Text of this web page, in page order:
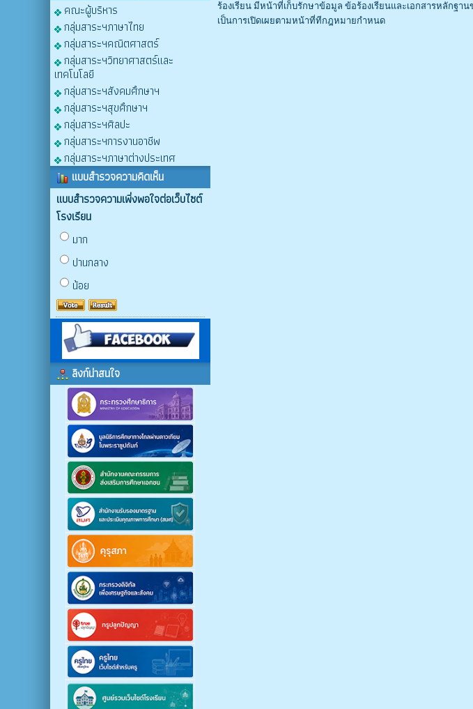
คณะผู้บริหาร
กลุ่มสาระฯภาษาไทย
กลุ่มสาระฯคณิตศาสตร์
กลุ่มสาระฯวิทยาศาสตร์และ
เทคโนโลยี
กลุ่มสาระฯสังคมศึกษาฯ
กลุ่มสาระฯสุขศึกษาฯ
กลุ่มสาระฯศิลปะ
กลุ่มสาระฯการงานอาชีพ
กลุ่มสาระฯภาษาต่างประเทศ
แบบสำรวจความคิดเห็น
แบบสำรวจความเพิ่งพอใจต่อเว็บไซต์
โรงเรียน
มาก
ปานกลาง
น้อย
ลิงก์น่าสนใจ
ร้องเรียน มีหน้าที่เก็บรักษาข้อมูล ข้อร้องเรียนและเอกสารหลักฐ
เป็นการเปิดเผยตามหน้าที่ทีกฎหมายกำหนด